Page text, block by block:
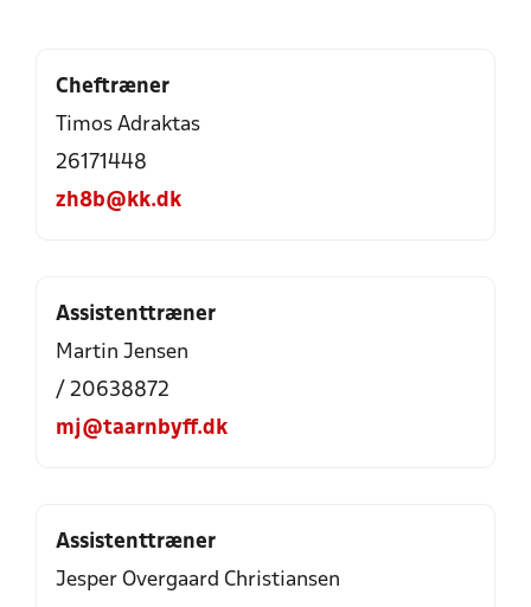
Cheftræner
Timos Adraktas
26171448
zh8b@kk.dk
Assistenttræner
Martin Jensen
/ 20638872
mj@taarnbyff.dk
Assistenttræner
Jesper Overgaard Christiansen